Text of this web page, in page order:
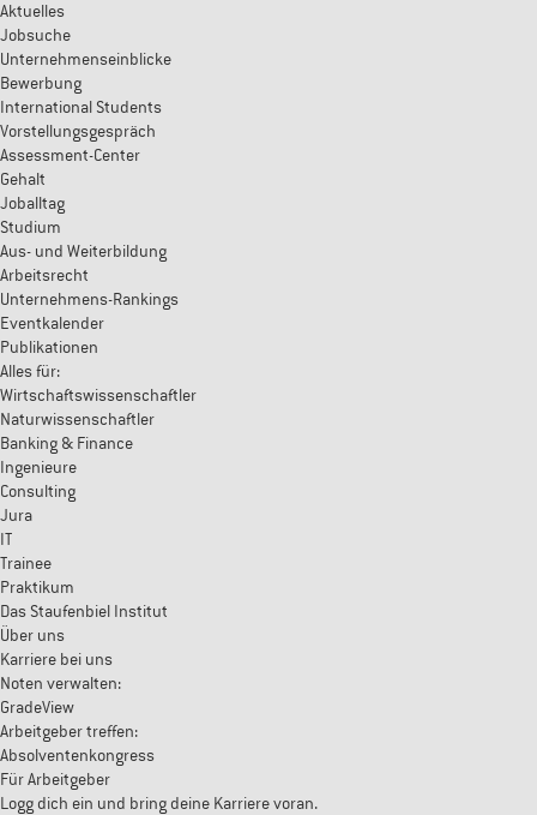
Aktuelles
Jobsuche
Unternehmenseinblicke
Bewerbung
International Students
Vorstellungsgespräch
Assessment-Center
Gehalt
Joballtag
Studium
Aus- und Weiterbildung
Arbeitsrecht
Unternehmens-Rankings
Eventkalender
Publikationen
Alles für:
Wirtschaftswissenschaftler
Naturwissenschaftler
Banking & Finance
Ingenieure
Consulting
Jura
IT
Trainee
Praktikum
Das Staufenbiel Institut
Über uns
Karriere bei uns
Noten verwalten:
GradeView
Arbeitgeber treffen:
Absolventenkongress
Für Arbeitgeber
Logg dich ein und bring deine Karriere voran.